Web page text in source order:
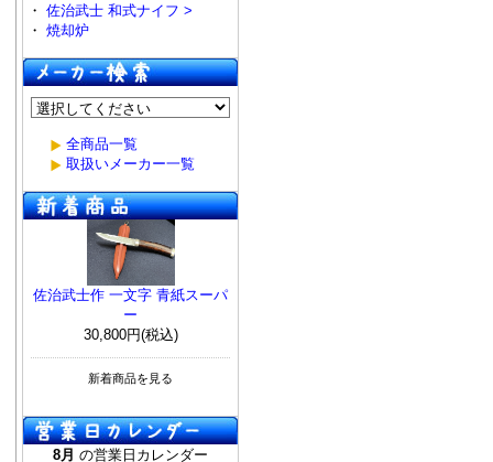
・ 佐治武士 和式ナイフ >
・ 焼却炉
全商品一覧
取扱いメーカー一覧
佐治武士作 一文字 青紙スーパ
ー
30,800円(税込)
新着商品を見る
8月 の営業日カレンダー